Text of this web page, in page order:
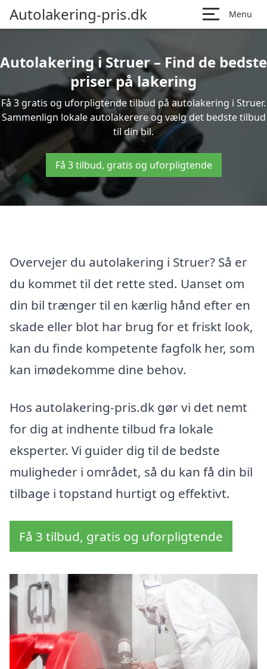
Autolakering-pris.dk Menu
Autolakering i Struer – Find de bedste
priser på lakering
Få 3 gratis og uforpligtende tilbud på autolakering i Struer.
Sammenlign lokale autolakerere og vælg det bedste tilbud
til din bil.
Få 3 tilbud, gratis og uforpligtende
Overvejer du autolakering i Struer? Så er
du kommet til det rette sted. Uanset om
din bil trænger til en kærlig hånd efter en
skade eller blot har brug for et friskt look,
kan du finde kompetente fagfolk her, som
kan imødekomme dine behov.
Hos autolakering-pris.dk gør vi det nemt
for dig at indhente tilbud fra lokale
eksperter. Vi guider dig til de bedste
muligheder i området, så du kan få din bil
tilbage i topstand hurtigt og effektivt.
Få 3 tilbud, gratis og uforpligtende